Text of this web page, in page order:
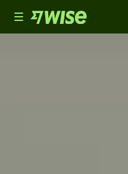
Toggle
navigation